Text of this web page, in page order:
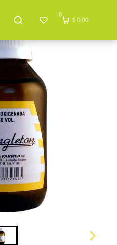
0
$ 0,00